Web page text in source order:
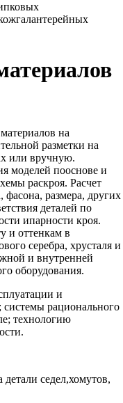
на
разметки на
или вручную.
моделей пооснове и
раскроя. Расчет
фасона, размера, других
деталей по
ипарности кроя.
и оттенкам в
серебра, хрусталя и
и внутренней
оборудования.
и
системы рационального
технологию
седел,хомутов,